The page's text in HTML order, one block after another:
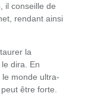
il conseille de
rendant ainsi
la
le dira. En
le monde ultra-
être forte.